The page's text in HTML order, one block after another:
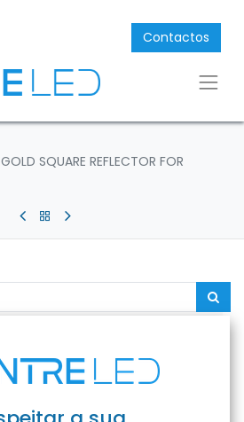
Contactos
SQUARE REFLECTOR FOR